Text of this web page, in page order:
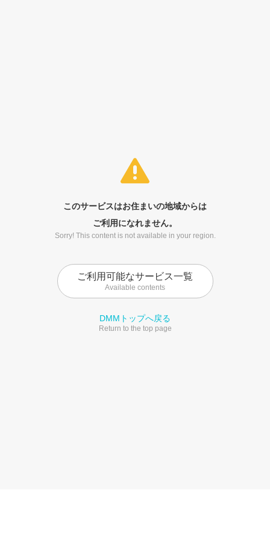
このサービスはお住まいの地域からは
ご利用になれません。
Sorry! This content is not available in your region.
ご利用可能なサービス一覧
Available contents
DMMトップへ戻る
Return to the top page